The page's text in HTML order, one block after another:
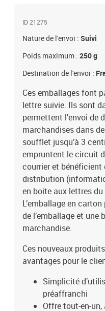
ID 21275
Nature de l'envoi : Suivi
Poids maximum : 250 g
Destination de l'envoi :
Ces emballages font
lettre suivie. Ils sont
permettent l’envoi de
marchandises dans
soufflet jusqu’à 3
empruntent le circuit
courrier et bénéficient
distribution
en boite aux lettres
L’emballage en
de l’emballage et une
marchandise.
Ces nouveaux
avantages pour le
Simplicité
préaffranchi
Offre tout-en-